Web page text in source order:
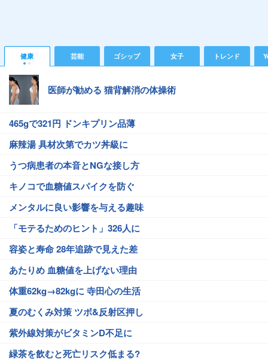
健康 芸能 ゴシップ 女子 トレンド
医師が勧める 猫背解消の体操術
465gで321円 ドンキプリン品薄
麻辣湯 具材次第でカツ丼級に
うつ病患者の本音とNGな接し方
キノコで血糖値スパイクを防ぐ
メンタルに良い影響を与える趣味
「モテるためのヒント」326人に
容姿と寿命 28年追跡で見えた差
あたりめ 血糖値を上げない理由
体重62kg→82kgに 寺田心の生活
夏のむくみ対策 ツボ&反射区押し
紫外線対策がビタミンD不足に
緑茶を飲むと死亡リスク低まる?